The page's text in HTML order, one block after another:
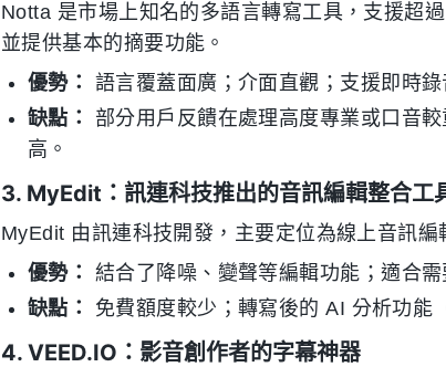
Notta 是市場上知名的多語言轉寫工具，支援超
並提供基本的摘要功能。
優勢：
語言覆蓋面廣；介面直觀；支援即時錄
缺點：
部分用戶反饋在處理高度專業或口音
高。
3. MyEdit：訊連科技推出的音訊編輯整合工
MyEdit 由訊連科技開發，主要定位為線上音訊編
優勢：
結合了降噪、變聲等編輯功能；適合
缺點：
免費額度較少；轉寫後的 AI 分析功能
4. VEED.IO：影音創作者的字幕神器